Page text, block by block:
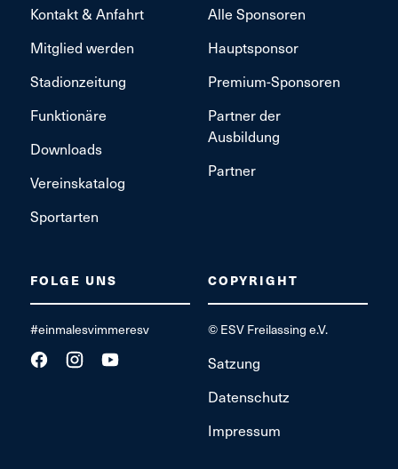
Kontakt & Anfahrt
Mitglied werden
Stadionzeitung
Funktionäre
Downloads
Vereinskatalog
Sportarten
Alle Sponsoren
Hauptsponsor
Premium-Sponsoren
Partner der
Ausbildung
Partner
FOLGE UNS
#einmalesvimmeresv
COPYRIGHT
© ESV Freilassing e.V.
Satzung
Datenschutz
Impressum